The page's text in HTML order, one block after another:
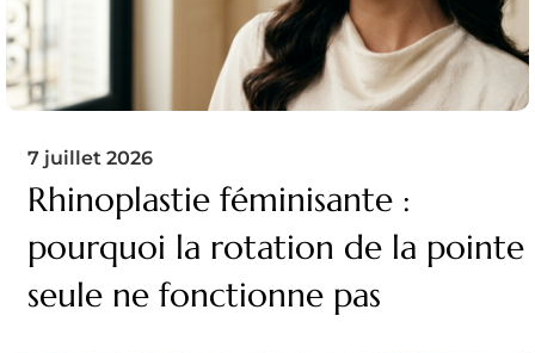
7 juillet 2026
Rhinoplastie féminisante :
pourquoi la rotation de la pointe
seule ne fonctionne pas